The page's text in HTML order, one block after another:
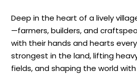
Deep in the heart of a lively
—farmers, builders, and
with their hands and hearts
strongest in the land, lifting
fields, and shaping the world